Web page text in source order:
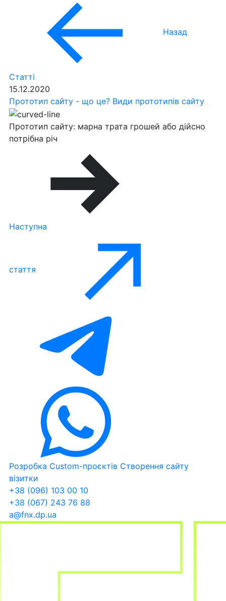
Назад
Статті
15.12.2020
Прототип сайту - що це? Види прототипів сайту
Прототип сайту: марна трата грошей або дійсно
потрібна річ
Наступна
стаття
Розробка Custom-проєктів Створення сайту
візитки
+38 (096) 103 00 10
+38 (067) 243 76 88
a@fnx.dp.ua